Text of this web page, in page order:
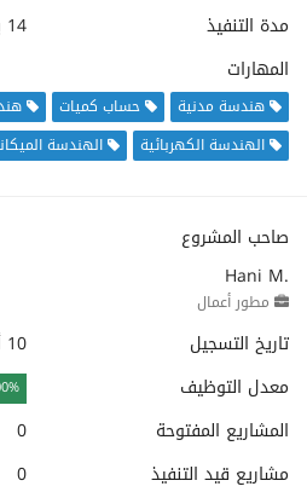
مدة التنفيذ
14 يوما
المهارات
هندسة مدنية حساب كميات
الهندسة الكهربائية
الهندسة
صاحب المشروع
Hani M.
مطور أعمال
تاريخ التسجيل
10 أبريل 2026
معدل التوظيف
المشاريع المفتوحة
0
مشاريع قيد التنفيذ
0